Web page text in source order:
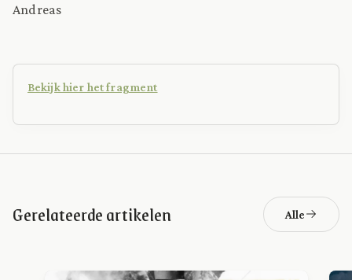
Andreas
Bekijk hier het fragment
Gerelateerde artikelen Alle